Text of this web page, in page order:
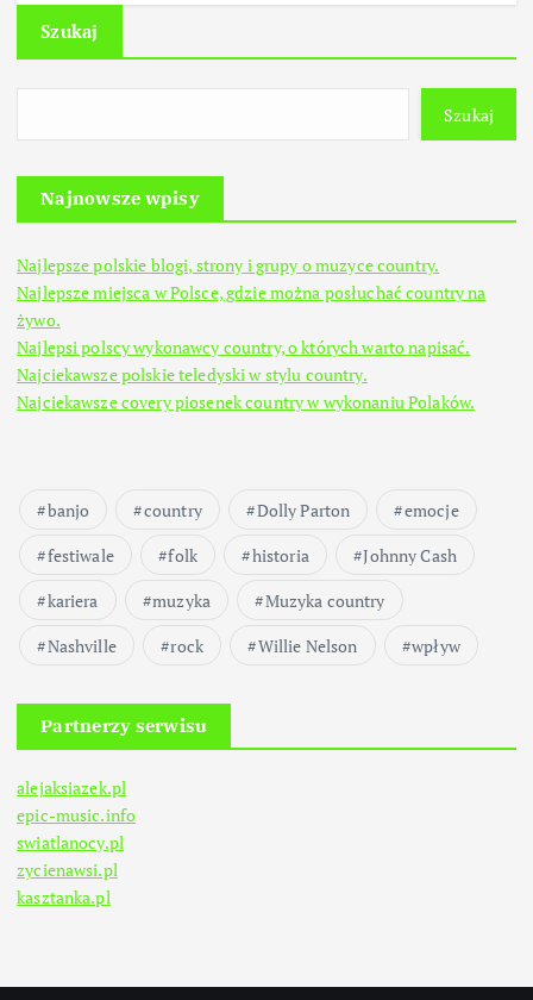
Szukaj
Szukaj
Najnowsze wpisy
Najlepsze polskie blogi, strony i grupy o muzyce country.
Najlepsze miejsca w Polsce, gdzie można posłuchać country na
żywo.
Najlepsi polscy wykonawcy country, o których warto napisać.
Najciekawsze polskie teledyski w stylu country.
Najciekawsze covery piosenek country w wykonaniu Polaków.
banjo country Dolly Parton
emocje
festiwale
folk historia
Johnny Cash
kariera
muzyka
Muzyka country
Nashville
rock Willie Nelson wpływ
Partnerzy serwisu
alejaksiazek.pl
epic-music.info
swiatlanocy.pl
zycienawsi.pl
kasztanka.pl